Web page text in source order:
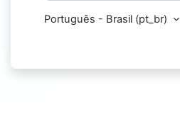
Português - Brasil ‎(pt_br)‎